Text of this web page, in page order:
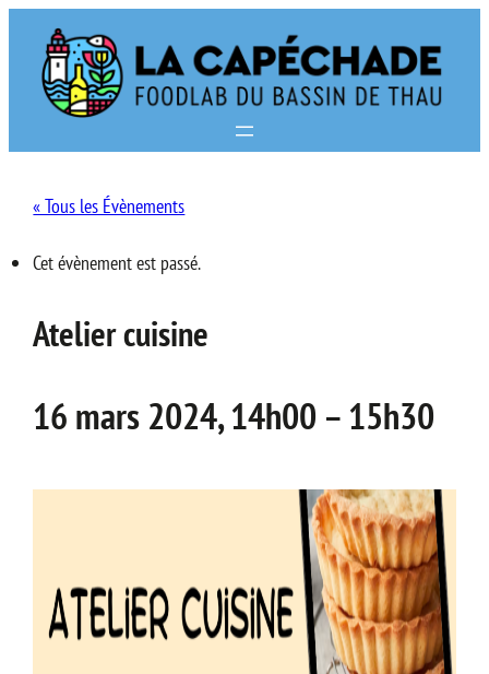
« Tous les Évènements
Cet évènement est passé.
Atelier cuisine
16 mars 2024, 14h00 – 15h30